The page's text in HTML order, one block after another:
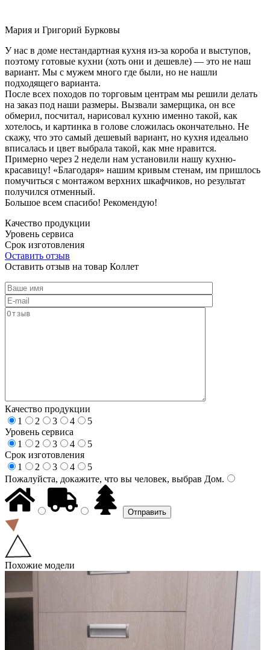
Мария и Григорий Бурковы
У нас в доме нестандартная кухня из-за короба и выступов,
поэтому готовые кухни (хоть они и дешевле) — это не наш
вариант. Мы с мужем много где были, но не нашли
подходящего варианта.
После всех походов по торговым центрам мы решили делать
на заказ под наши размеры. Вызвали замерщика, он все
обмерил, посчитал, нарисовал кухню именно такой, как
хотелось, и картинка в голове сложилась окончательно. Не
скажу, что это самый дешевый вариант, но кухня идеально
вписалась и цвет выбрала такой, как мне нравится.
Примерно через 2 недели нам установили нашу кухню-
красавицу! «Благодаря» нашим кривым стенам, им пришлось
помучиться с монтажом верхних шкафчиков, но результат
получился отменный.
Большое всем спасибо! Рекомендую!
Качество продукции
Уровень сервиса
Срок изготовления
Оставить отзыв
Оставить отзыв на товар Коллет
Качество продукции
1
2 3 4
5
Уровень сервиса
1
2 3 4
5
Срок изготовления
1
2 3 4
5
Пожалуйста, докажите, что вы человек, выбрав Дом.
Похожие модели